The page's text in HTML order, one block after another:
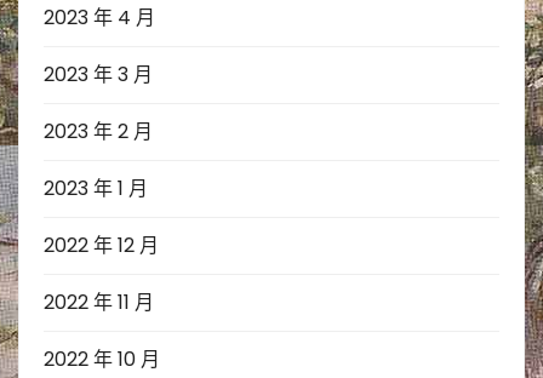
2023 年 4 月
2023 年 3 月
2023 年 2 月
2023 年 1 月
2022 年 12 月
2022 年 11 月
2022 年 10 月